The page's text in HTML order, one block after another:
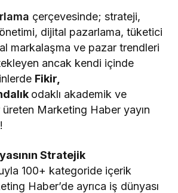
çerçevesinde; strateji,
dijital pazarlama, tüketici
markalaşma ve pazar trendleri
ancak kendi içinde
Fikir,
odaklı akademik ve
Marketing Haber yayın
Stratejik
100+ kategoride içerik
Haber’de ayrıca iş dünyası